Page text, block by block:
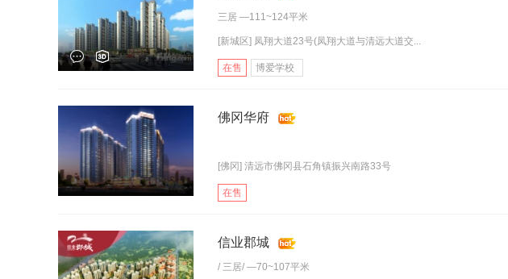
三居 —111~124平米
[新城区] 凤翔大道23号(凤翔大道与清远大道交...
在售 博爱学校
佛冈华府
[佛冈] 清远市佛冈县石角镇振兴南路33号
在售
信业郡城
/ 三居/ —70~107平米